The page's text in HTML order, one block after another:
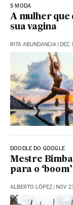
S MODA
A mulher que
sua vagina
RITA ABUNDANCIA | DEC
DOODLE DO GOOGLE
Mestre
para o
ALBERTO LÓPEZ | NOV